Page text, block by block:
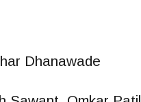
Dhanawade